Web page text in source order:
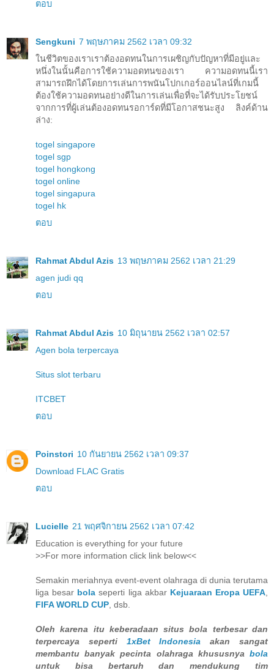
ตอบ
Sengkuni 7 พฤษภาคม 2562 เวลา 09:32
ในชีวิตของเราเราต้องอดทนในการเผชิญกับปัญหาที่มีอยู่และ
หนึ่งในนั้นคือการใช้ความอดทนของเรา ความอดทนนี้เรา
สามารถฝึกได้โดยการเล่นการพนันโปกเกอร์ออนไลน์ที่เกมนี้
ต้องใช้ความอดทนอย่างดีในการเล่นเพื่อที่จะได้รับประโยชน์
จากการที่ผู้เล่นต้องอดทนรอการ์ดที่มีโอกาสชนะสูง ลิงค์ด้าน
ล่าง:
togel singapore
togel sgp
togel hongkong
togel online
togel singapura
togel hk
ตอบ
Rahmat Abdul Azis 13 พฤษภาคม 2562 เวลา 21:29
agen judi qq
ตอบ
Rahmat Abdul Azis 10 มิถุนายน 2562 เวลา 02:57
Agen bola terpercaya
Situs slot terbaru
ITCBET
ตอบ
Poinstori 10 กันยายน 2562 เวลา 09:37
Download FLAC Gratis
ตอบ
Lucielle 21 พฤศจิกายน 2562 เวลา 07:42
Education is everything for your future
>>For more information click link below<<
Semakin meriahnya event-event olahraga di dunia terutama
liga besar bola seperti liga akbar Kejuaraan Eropa UEFA
FIFA WORLD CUP , dsb.
Oleh karena itu keberadaan situs bola terbesar dan
terpercaya seperti 1xBet Indonesia akan sangat
membantu banyak pecinta olahraga khususnya bola
untuk bisa bertaruh dan mendukung tim